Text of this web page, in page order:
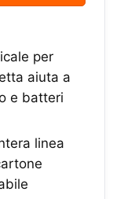
per
aiuta a
e batteri
linea